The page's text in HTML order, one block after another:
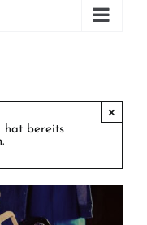
hat bereits
×